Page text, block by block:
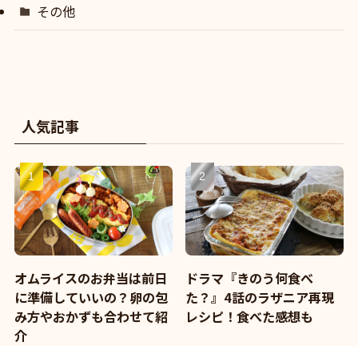
その他
人気記事
オムライスのお弁当は前日
に準備していいの？卵の包
み方やおかずも合わせて紹
介
ドラマ『きのう何食べ
た？』4話のラザニア再現
レシピ！食べた感想も